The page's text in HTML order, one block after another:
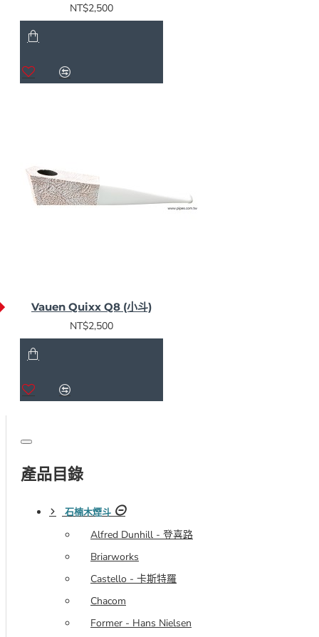
NT$2,500
Vauen Quixx Q8 (小斗)
NT$2,500
產品目錄
石楠木煙斗
Alfred Dunhill - 登喜路
Briarworks
Castello - 卡斯特羅
Chacom
Former - Hans Nielsen